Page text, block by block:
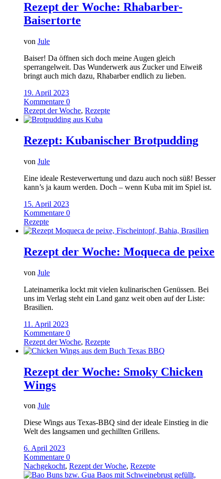
Rezept der Woche: Rhabarber-
Baisertorte
von Jule
Baiser! Da öffnen sich doch meine Augen gleich
sperrangelweit. Das Wunderwerk aus Zucker und Eiweiß
bringt auch mich dazu, Rhabarber endlich zu lieben.
19. April 2023
Kommentare 0
Rezept der Woche, Rezepte
Rezept: Kubanischer Brotpudding
von Jule
Eine ideale Resteverwertung und dazu auch noch süß! Besser
kann’s ja kaum werden. Doch – wenn Kuba mit im Spiel ist.
15. April 2023
Kommentare 0
Rezepte
Rezept der Woche: Moqueca de peixe
von Jule
Lateinamerika lockt mit vielen kulinarischen Genüssen. Bei
uns im Verlag steht ein Land ganz weit oben auf der Liste:
Brasilien.
11. April 2023
Kommentare 0
Rezept der Woche, Rezepte
Rezept der Woche: Smoky Chicken
Wings
von Jule
Diese Wings aus Texas-BBQ sind der ideale Einstieg in die
Welt des langsamen und gechillten Grillens.
6. April 2023
Kommentare 0
Nachgekocht, Rezept der Woche, Rezepte